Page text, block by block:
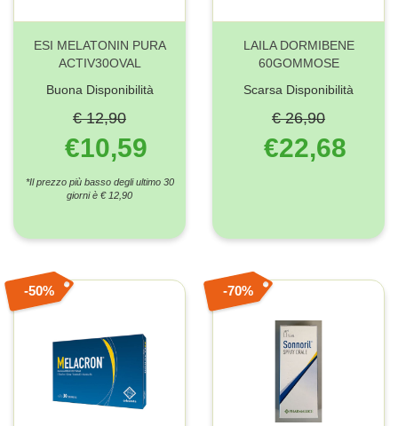
ESI MELATONIN PURA
ACTIV30OVAL
Buona Disponibilità
€ 12,90
€10,59
*Il prezzo più basso degli ultimo 30
giorni è € 12,90
LAILA DORMIBENE
60GOMMOSE
Scarsa Disponibilità
€ 26,90
€22,68
50% 70%